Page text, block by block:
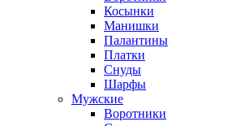
Косынки
Манишки
Палантины
Платки
Снуды
Шарфы
Мужские
Воротники